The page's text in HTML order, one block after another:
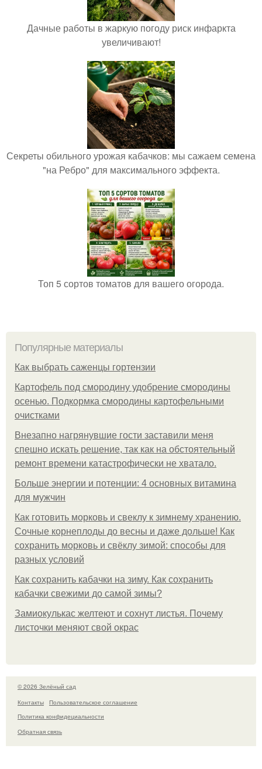
Дачные работы в жаркую погоду риск инфаркта
увеличивают!
Секреты обильного урожая кабачков: мы сажаем семена
"на Ребро" для максимального эффекта.
Топ 5 сортов томатов для вашего огорода.
Популярные материалы
Как выбрать саженцы гортензии
Картофель под смородину удобрение смородины
осенью. Подкормка смородины картофельными
очистками
Внезапно нагрянувшие гости заставили меня
спешно искать решение, так как на обстоятельный
ремонт времени катастрофически не хватало.
Больше энергии и потенции: 4 основных витамина
для мужчин
Как готовить морковь и свеклу к зимнему хранению.
Сочные корнеплоды до весны и даже дольше! Как
сохранить морковь и свёклу зимой: способы для
разных условий
Как сохранить кабачки на зиму. Как сохранить
кабачки свежими до самой зимы?
Замиокулькас желтеют и сохнут листья. Почему
листочки меняют свой окрас
© 2026 Зелёный сад
Контакты
Пользовательское соглашение
Политика конфидециальности
Обратная связь